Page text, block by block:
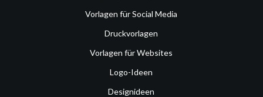
Vorlagen für Social Media
Druckvorlagen
Vorlagen für Websites
Logo-Ideen
Designideen